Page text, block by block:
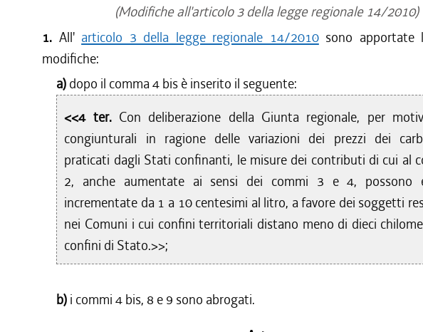
(Modifiche all'articolo 3 della legge regionale 14/2010)
1. All' articolo 3 della legge regionale 14/2010sono apportate
modifiche:
a) dopo il comma 4 bis è inserito il seguente:
<<4 ter. Con deliberazione della Giunta regionale, per
congiunturali in ragione delle variazioni dei prezzi dei
praticati dagli Stati confinanti, le misure dei contributi di cui al
2, anche aumentate ai sensi dei commi 3 e 4, possono
incrementate da 1 a 10 centesimi al litro, a favore dei soggetti
nei Comuni i cui confini territoriali distano meno di dieci
confini di Stato.>>;
b) i commi 4 bis, 8 e 9 sono abrogati.